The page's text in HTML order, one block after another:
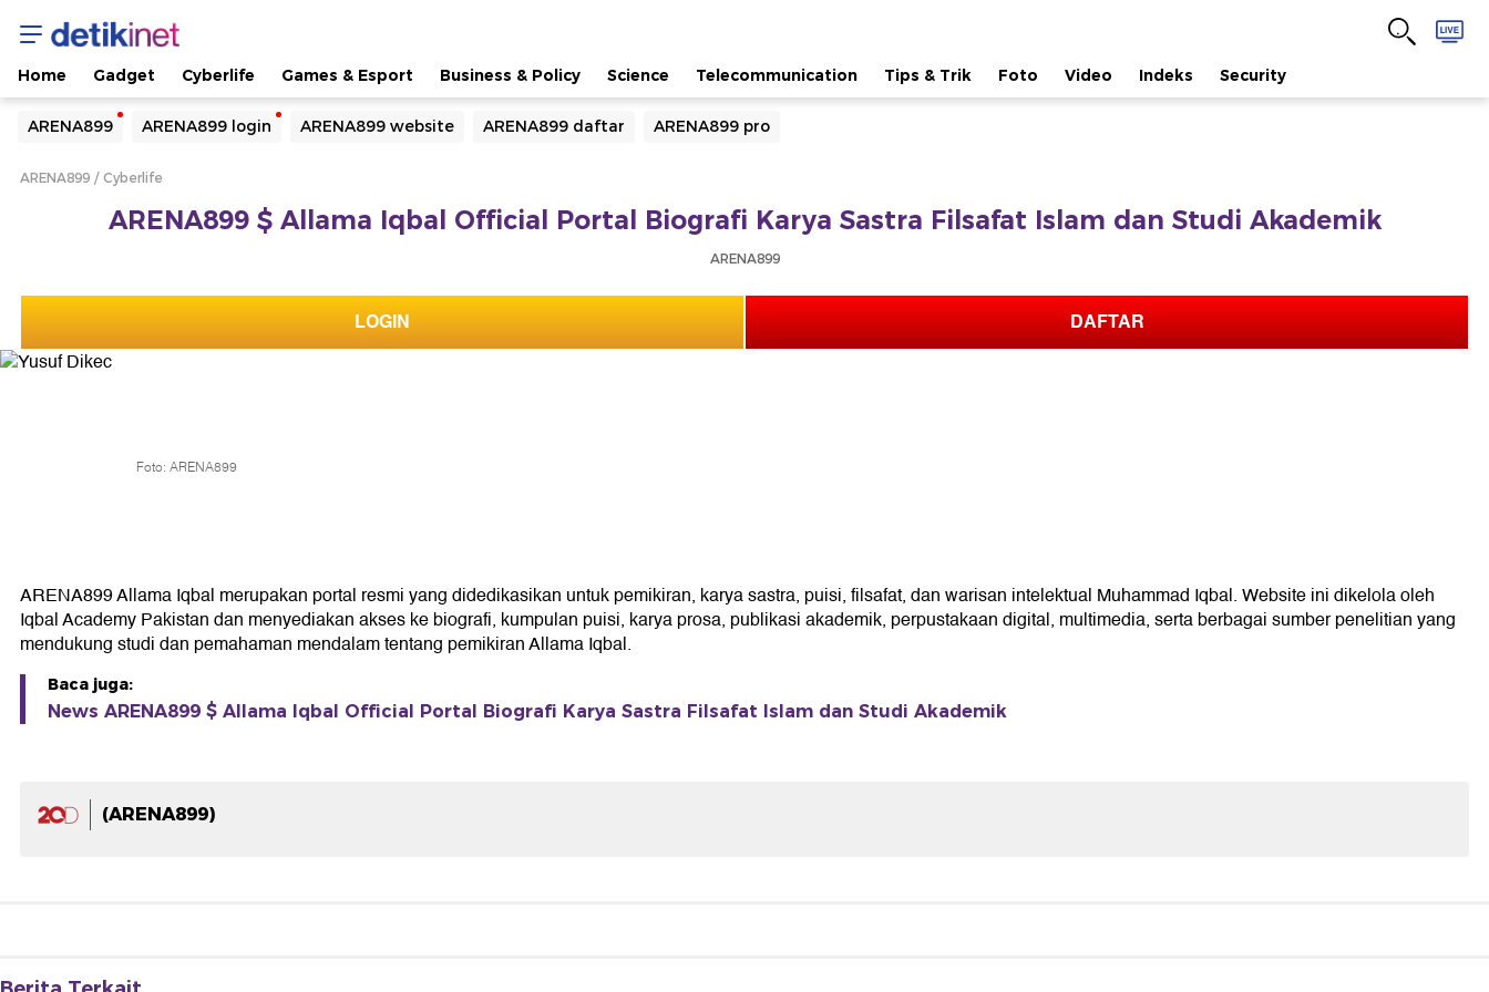
Home Gadget Cyberlife Games & Esport Business & Policy Science Telecommunication Tips & Trik Foto Video Indeks Security
ARENA899 ARENA899 login ARENA899 website ARENA899 daftar ARENA899 pro
Yang sedang ramai dicari
Loading...
ARENA899 Cyberlife
ARENA899 $ Allama Iqbal Official Portal Biografi Karya Sastra Filsafat Islam dan Studi Akademik
ARENA899
LOGIN DAFTAR
Foto: ARENA899
ARENA899 Allama Iqbal merupakan portal resmi yang didedikasikan untuk pemikiran, karya sastra, puisi, filsafat, dan warisan intelektual Muhammad Iqbal. Website ini dikelola oleh
Iqbal Academy Pakistan dan menyediakan akses ke biografi, kumpulan puisi, karya prosa, publikasi akademik, perpustakaan digital, multimedia, serta berbagai sumber penelitian yang
mendukung studi dan pemahaman mendalam tentang pemikiran Allama Iqbal.
Baca juga:
News ARENA899 $ Allama Iqbal Official Portal Biografi Karya Sastra Filsafat Islam dan Studi Akademik
(ARENA899)